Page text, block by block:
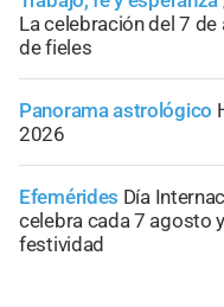
La celebración del 7
de fieles
Panorama astrológico
2026
Efemérides Día
celebra cada 7 agosto
festividad